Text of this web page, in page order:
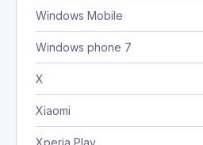
Windows Mobile
Windows phone 7
X
Xiaomi
Xperia Play